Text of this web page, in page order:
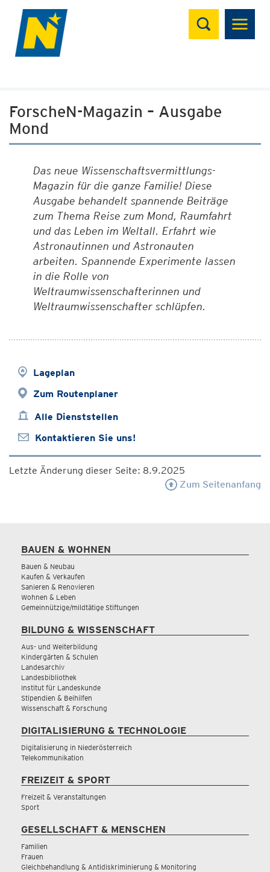
Suchen
ForscheN-Magazin – Ausgabe
Mond
Das neue Wissenschaftsvermittlungs-
Magazin für die ganze Familie! Diese
Ausgabe behandelt spannende Beiträge
zum Thema Reise zum Mond, Raumfahrt
und das Leben im Weltall. Erfahrt wie
Astronautinnen und Astronauten
arbeiten. Spannende Experimente lassen
in die Rolle von
Weltraumwissenschafterinnen und
Weltraumwissenschafter schlüpfen.
Lageplan
Zum Routenplaner
Alle Dienststellen
Kontaktieren Sie uns!
Letzte Änderung dieser Seite: 8.9.2025
Zum Seitenanfang
BAUEN & WOHNEN
Bauen & Neubau
Kaufen & Verkaufen
Sanieren & Renovieren
Wohnen & Leben
Gemeinnützige/mildtätige Stiftungen
BILDUNG & WISSENSCHAFT
Aus- und Weiterbildung
Kindergärten & Schulen
Landesarchiv
Landesbibliothek
Institut für Landeskunde
Stipendien & Beihilfen
Wissenschaft & Forschung
DIGITALISIERUNG & TECHNOLOGIE
Digitalisierung in Niederösterreich
Telekommunikation
FREIZEIT & SPORT
Freizeit & Veranstaltungen
Sport
GESELLSCHAFT & MENSCHEN
Familien
Frauen
Gleichbehandlung & Antidiskriminierung & Monitoring